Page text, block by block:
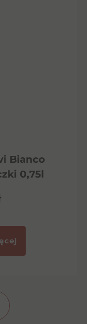
Bianco
0,75l